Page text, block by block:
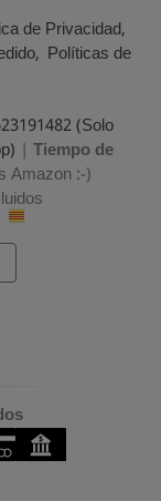
de Privacidad
Políticas de
(Solo
| Tiempo de
Amazon :-)